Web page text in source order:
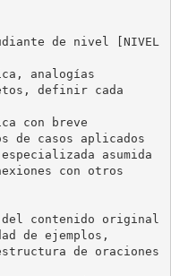
de nivel [NIVEL
analogías
definir cada
con breve
de casos aplicados
asumida
con otros
contenido original
de ejemplos,
de oraciones